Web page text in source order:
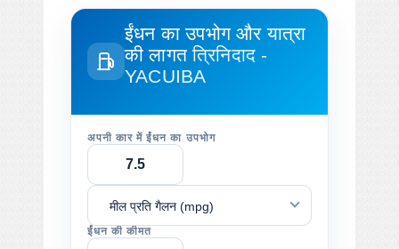
ईंधन का उपभोग और यात्रा
की लागतत्रिनिदाद -
YACUIBA
अपनी कार में ईंधन का उपभोग
मील प्रति गैलन (mpg)
ईंधन की कीमत